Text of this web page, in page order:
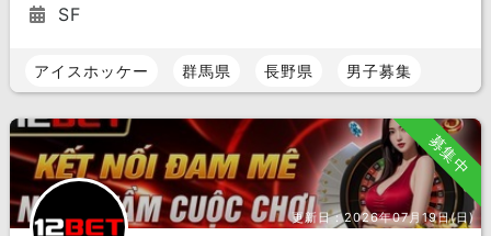
SF
アイスホッケー 群馬県 長野県 男子募集
募集中
更新日：2026年07月19日(日)